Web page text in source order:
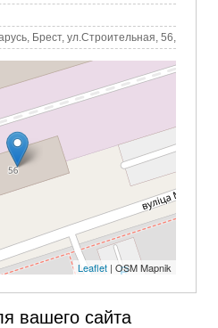
Брест, ул.Строительная, 56,
Leaflet| OSM Mapnik
вашего сайта